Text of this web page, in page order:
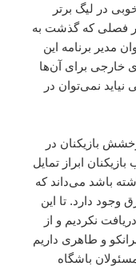
در لیگ برتر
فصلی که گذشت به
مدیر برنامه این
خارجی برای آن‌ها
نمی‌توان در
بازیکنان در
ابراز تمایل
باشد می‌داند که
وجود دارد. تا این
نکردیم و از
و طاهری داریم
باشگاه